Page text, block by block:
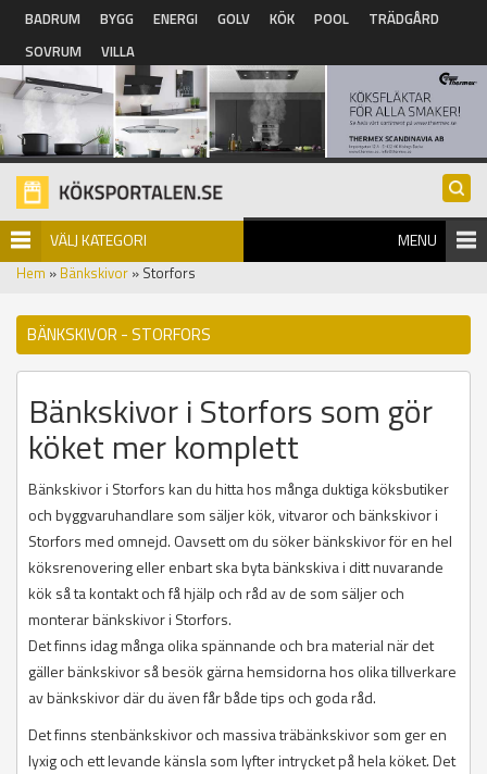
Hoppa till huvudinnehåll
BADRUM BYGG ENERGI GOLV KÖK POOL
TRÄDGÅRD
SOVRUM
VILLA
VÄLJ KATEGORI MENU
Hem » Bänkskivor » Storfors
BÄNKSKIVOR - STORFORS
Bänkskivor i Storfors som gör
köket mer komplett
Bänkskivor i Storfors kan du hitta hos många duktiga köksbutiker
och byggvaruhandlare som säljer kök, vitvaror och bänkskivor i
Storfors med omnejd. Oavsett om du söker bänkskivor för en hel
köksrenovering eller enbart ska byta bänkskiva i ditt nuvarande
kök så ta kontakt och få hjälp och råd av de som säljer och
monterar bänkskivor i Storfors.
Det finns idag många olika spännande och bra material när det
gäller bänkskivor så besök gärna hemsidorna hos olika tillverkare
av bänkskivor där du även får både tips och goda råd.
Det finns stenbänkskivor och massiva träbänkskivor som ger en
lyxig och ett levande känsla som lyfter intrycket på hela köket. Det